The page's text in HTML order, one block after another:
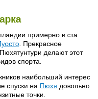
примерно в ста
. Прекрасное
делают этот
спорта.
наибольший интерес
спуски на Пюхя довольно
точки.